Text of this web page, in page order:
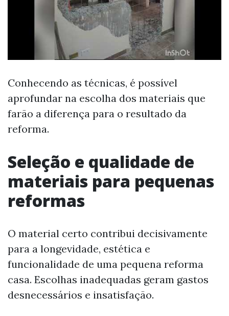
Conhecendo as técnicas, é possível
aprofundar na escolha dos materiais que
farão a diferença para o resultado da
reforma.
Seleção e qualidade de
materiais para pequenas
reformas
O material certo contribui decisivamente
para a longevidade, estética e
funcionalidade de uma pequena reforma
casa. Escolhas inadequadas geram gastos
desnecessários e insatisfação.